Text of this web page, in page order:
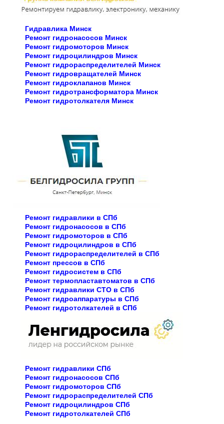
Гидравлика Минск
Ремонт гидронасосов Минск
Ремонт гидромоторов Минск
Ремонт гидроцилиндров Минск
Ремонт гидрораспределителей Минск
Ремонт гидровращателей Минск
Ремонт гидроклапанов Минск
Ремонт гидротрансформатора Минск
Ремонт гидротолкателя Минск
Ремонт гидравлики в СПб
Ремонт гидронасосов в СПб
Ремонт гидромоторов в СПб
Ремонт гидроцилиндров в СПб
Ремонт гидрораспределителей в СПб
Ремонт прессов в СПб
Ремонт гидросистем в СПб
Ремонт термопластавтоматов в СПб
Ремонт гидравлики СТО в СПб
Ремонт гидроаппаратуры в СПб
Ремонт гидротолкателей в СПб
Ремонт гидравлики СПб
Ремонт гидронасосов СПб
Ремонт гидромоторов СПб
Ремонт гидрораспределителей СПб
Ремонт гидроцилиндров СПб
Ремонт гидротолкателей СПб